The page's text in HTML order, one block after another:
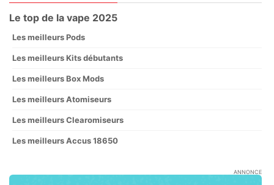
Le top de la vape 2025
Les meilleurs Pods
Les meilleurs Kits débutants
Les meilleurs Box Mods
Les meilleurs Atomiseurs
Les meilleurs Clearomiseurs
Les meilleurs Accus 18650
ANNONCE